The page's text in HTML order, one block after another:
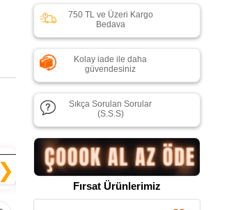
x 20.05₺ =401,02₺ 50x 19.62₺ =980,98₺
% 9 İndirim
❯
750 TL ve Üzeri Kargo
Bedava
Kolay iade ile daha
güvendesiniz
Sıkça Sorulan Sorular
(S.S.S)
Fırsat Ürünlerimiz